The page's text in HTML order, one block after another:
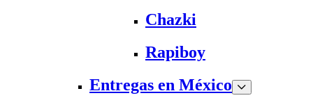
Chazki
Rapiboy
Entregas en México